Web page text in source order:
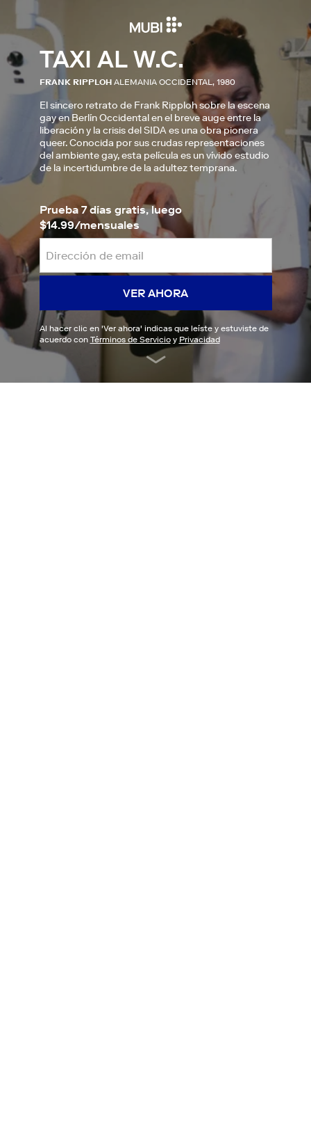
TAXI AL W.C.
FRANK RIPPLOH ALEMANIA OCCIDENTAL, 1980
El sincero retrato de Frank Ripploh sobre la escena
gay en Berlín Occidental en el breve auge entre la
liberación y la crisis del SIDA es una obra pionera
queer. Conocida por sus crudas representaciones
del ambiente gay, esta película es un vívido estudio
de la incertidumbre de la adultez temprana.
Prueba 7 días gratis, luego
$14.99/mensuales
VER AHORA
Al hacer clic en 'Ver ahora' indicas que leíste y estuviste de
acuerdo con Términos de Servicioy Privacidad